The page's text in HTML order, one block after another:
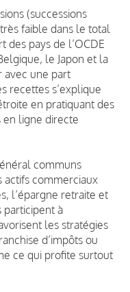
(successions
faible dans le total
des pays de l’OCDE
le Japon et la
avec une part
recettes s’explique
en pratiquant des
en ligne directe
communs
commerciaux
l’épargne retraite et
participent à
les stratégies
d’impôts ou
ce qui profite surtout